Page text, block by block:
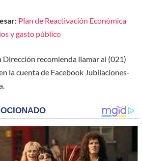
Plan de Reactivación Económica
y gasto público
recomienda llamar al (021)
la cuenta de Facebook Jubilaciones-